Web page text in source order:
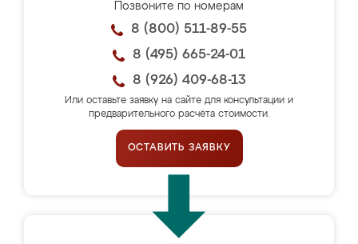
Позвоните по номерам
8 (800) 511-89-55
8 (495) 665-24-01
8 (926) 409-68-13
Или оставьте заявку на сайте для консультации и
предварительного расчёта стоимости.
ОСТАВИТЬ ЗАЯВКУ